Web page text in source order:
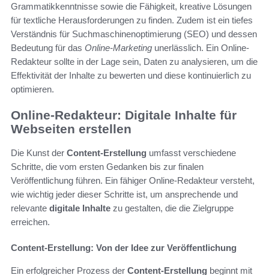
Grammatikkenntnisse sowie die Fähigkeit, kreative Lösungen
für textliche Herausforderungen zu finden. Zudem ist ein tiefes
Verständnis für Suchmaschinenoptimierung (SEO) und dessen
Bedeutung für das Online-Marketing unerlässlich. Ein Online-
Redakteur sollte in der Lage sein, Daten zu analysieren, um die
Effektivität der Inhalte zu bewerten und diese kontinuierlich zu
optimieren.
Online-Redakteur: Digitale Inhalte für
Webseiten erstellen
Die Kunst der Content-Erstellung umfasst verschiedene
Schritte, die vom ersten Gedanken bis zur finalen
Veröffentlichung führen. Ein fähiger Online-Redakteur versteht,
wie wichtig jeder dieser Schritte ist, um ansprechende und
relevante digitale Inhalte zu gestalten, die die Zielgruppe
erreichen.
Content-Erstellung: Von der Idee zur Veröffentlichung
Ein erfolgreicher Prozess der Content-Erstellung beginnt mit